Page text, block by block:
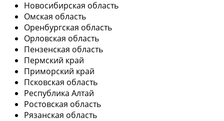
Новосибирская область
Омская область
Оренбургская область
Орловская область
Пензенская область
Пермский край
Приморский край
Псковская область
Республика Алтай
Ростовская область
Рязанская область